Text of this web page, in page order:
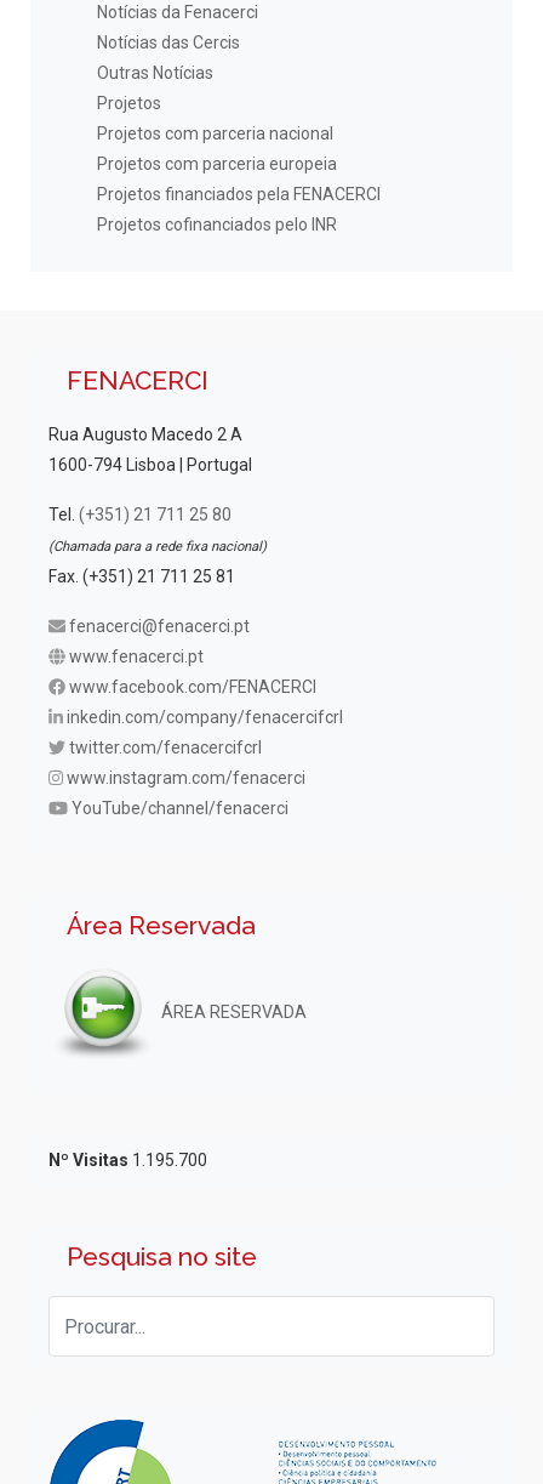
Notícias da Fenacerci
Notícias das Cercis
Outras Notícias
Projetos
Projetos com parceria nacional
Projetos com parceria europeia
Projetos financiados pela FENACERCI
Projetos cofinanciados pelo INR
FENACERCI
Rua Augusto Macedo 2 A
1600-794 Lisboa | Portugal
Tel. (+351) 21 711 25 80
(Chamada para a rede fixa nacional)
Fax. (+351) 21 711 25 81
fenacerci@fenacerci.pt
www.fenacerci.pt
www.facebook.com/FENACERCI
inkedin.com/company/fenacercifcrl
twitter.com/fenacercifcrl
www.instagram.com/fenacerci
YouTube/channel/fenacerci
Área Reservada
ÁREA RESERVADA
Nº Visitas 1.195.700
Pesquisa no site